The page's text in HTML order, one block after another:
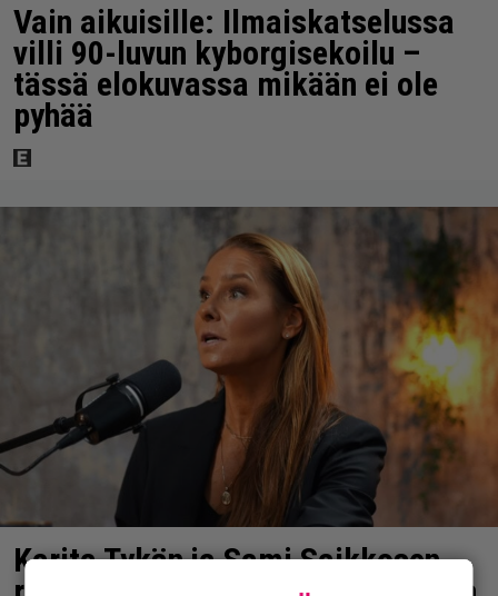
Vain aikuisille: Ilmaiskatselussa
villi 90-luvun kyborgisekoilu –
tässä elokuvassa mikään ei ole
pyhää
Karita Tykän ja Sami Saikkosen